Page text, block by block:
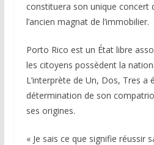
constituera son unique concert
l’ancien magnat de l’immobilier.
Porto Rico est un État libre
les citoyens possèdent la
L’interprète de Un, Dos, Tres a
détermination de son
ses origines.
« Je sais ce que signifie réussir